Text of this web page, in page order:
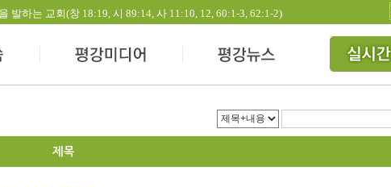
발하는 교회(창 18:19, 시 89:14, 사 11:10, 12, 60:1-3, 62:1-2)
제목